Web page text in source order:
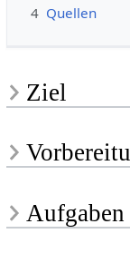
4 Quellen
Ziel
Aufgaben